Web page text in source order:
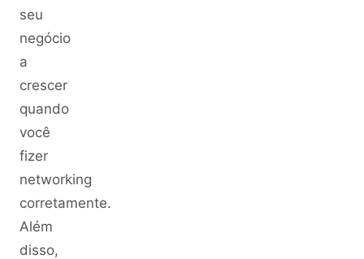
seu
negócio
a
crescer
quando
você
fizer
networking
corretamente.
Além
disso,